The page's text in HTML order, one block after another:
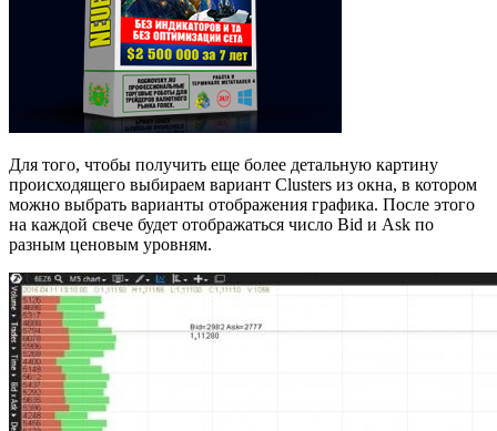
Для того, чтобы получить еще более детальную картину
происходящего выбираем вариант Clusters из окна, в котором
можно выбрать варианты отображения графика. После этого
на каждой свече будет отображаться число Bid и Ask по
разным ценовым уровням.